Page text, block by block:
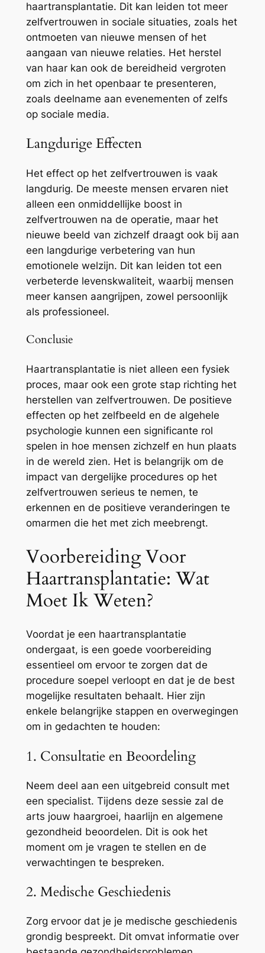
haartransplantatie. Dit kan leiden tot meer
zelfvertrouwen in sociale situaties, zoals het
ontmoeten van nieuwe mensen of het
aangaan van nieuwe relaties. Het herstel
van haar kan ook de bereidheid vergroten
om zich in het openbaar te presenteren,
zoals deelname aan evenementen of zelfs
op sociale media.
Langdurige Effecten
Het effect op het zelfvertrouwen is vaak
langdurig. De meeste mensen ervaren niet
alleen een onmiddellijke boost in
zelfvertrouwen na de operatie, maar het
nieuwe beeld van zichzelf draagt ook bij aan
een langdurige verbetering van hun
emotionele welzijn. Dit kan leiden tot een
verbeterde levenskwaliteit, waarbij mensen
meer kansen aangrijpen, zowel persoonlijk
als professioneel.
Conclusie
Haartransplantatie is niet alleen een fysiek
proces, maar ook een grote stap richting het
herstellen van zelfvertrouwen. De positieve
effecten op het zelfbeeld en de algehele
psychologie kunnen een significante rol
spelen in hoe mensen zichzelf en hun plaats
in de wereld zien. Het is belangrijk om de
impact van dergelijke procedures op het
zelfvertrouwen serieus te nemen, te
erkennen en de positieve veranderingen te
omarmen die het met zich meebrengt.
Voorbereiding Voor
Haartransplantatie: Wat
Moet Ik Weten?
Voordat je een haartransplantatie
ondergaat, is een goede voorbereiding
essentieel om ervoor te zorgen dat de
procedure soepel verloopt en dat je de best
mogelijke resultaten behaalt. Hier zijn
enkele belangrijke stappen en overwegingen
om in gedachten te houden:
1. Consultatie en Beoordeling
Neem deel aan een uitgebreid consult met
een specialist. Tijdens deze sessie zal de
arts jouw haargroei, haarlijn en algemene
gezondheid beoordelen. Dit is ook het
moment om je vragen te stellen en de
verwachtingen te bespreken.
2. Medische Geschiedenis
Zorg ervoor dat je je medische geschiedenis
grondig bespreekt. Dit omvat informatie over